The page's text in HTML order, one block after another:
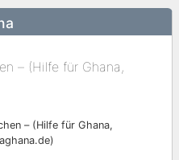
– (Hilfe für Ghana,